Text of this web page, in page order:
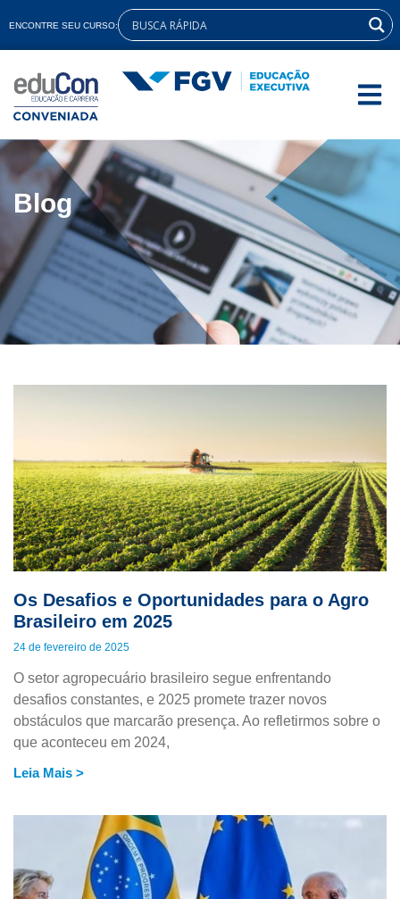
ENCONTRE SEU CURSO:
Blog
Os Desafios e Oportunidades para o Agro
Brasileiro em 2025
24 de fevereiro de 2025
O setor agropecuário brasileiro segue enfrentando
desafios constantes, e 2025 promete trazer novos
obstáculos que marcarão presença. Ao refletirmos sobre o
que aconteceu em 2024,
Leia Mais >